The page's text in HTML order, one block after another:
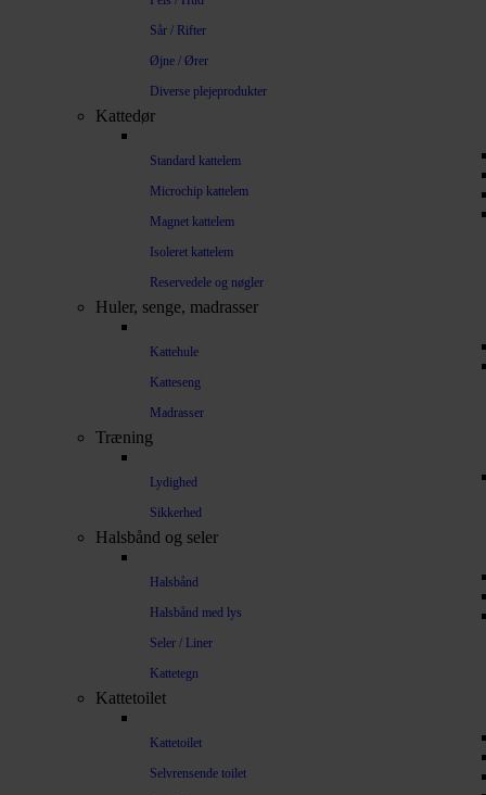
Sår / Rifter
Øjne / Ører
Diverse plejeprodukter
Kattedør
Standard kattelem
Microchip kattelem
Magnet kattelem
Isoleret kattelem
Reservedele og nøgler
Huler, senge, madrasser
Kattehule
Katteseng
Madrasser
Træning
Lydighed
Sikkerhed
Halsbånd og seler
Halsbånd
Halsbånd med lys
Seler / Liner
Kattetegn
Kattetoilet
Kattetoilet
Selvrensende toilet